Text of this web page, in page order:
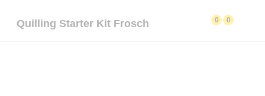
Quilling Starter Kit Frosch 0 0